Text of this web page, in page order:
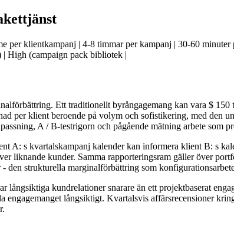
klientkampanj | 4-8 timmar per kampanj | 30-60
| High (campaign pack bibliotek |
Ett traditionellt byrångagemang kan vara $
per klient beroende på volym och sofistikering, med den
A / B-testrigorn och pågående mätning arbete som
A: s kvartalskampanj kalender kan informera klient B: s
liknande kunder. Samma rapporteringsram gäller över
strukturella marginalförbättring som
kundrelationer snarare än ett projektbaserat
långsiktigt. Kvartalsvis affärsrecensioner